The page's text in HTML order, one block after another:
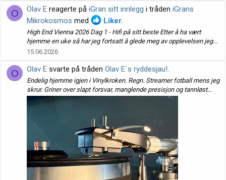
O Olav E reagerte på iGran sitt innlegg i tråden iGrans
Mikrokosmos med Liker.
High End Vienna 2026 Dag 1 - Hifi på sitt beste Etter å ha vært
hjemme en uke så har jeg fortsatt å glede meg av opplevelsen jeg...
15.06.2026
O Olav E svarte på tråden Olav E`s ryddesjau!.
Endelig hjemme igjen i Vinylkroken. Regn. Streamer fotball mens jeg
skrur. Griner over slapt forsvar, manglende presisjon og tannløst...